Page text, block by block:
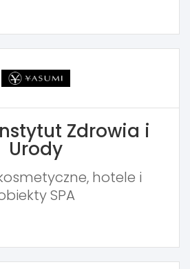
Zdrowia i
Urody
hotele i
SPA